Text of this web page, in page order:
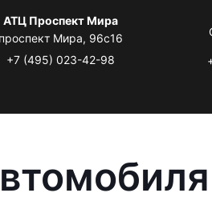
АТЦ Проспект Мира
проспект Мира, 96с16
+7 (495) 023-42-98